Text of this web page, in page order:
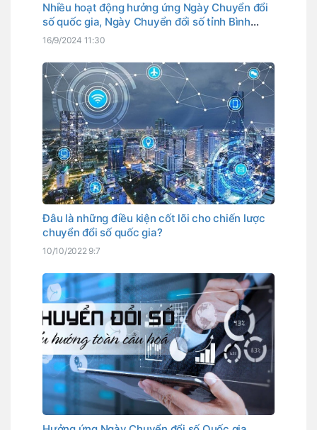
Nhiều hoạt động hưởng ứng Ngày Chuyển đổi
số quốc gia, Ngày Chuyển đổi số tỉnh Bình
Thuận
16/9/2024 11:30
Đâu là những điều kiện cốt lõi cho chiến lược
chuyển đổi số quốc gia?
10/10/2022 9:7